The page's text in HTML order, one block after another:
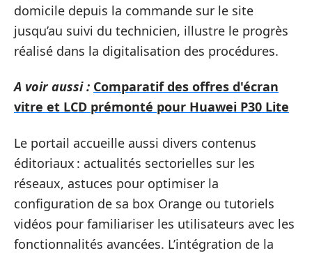
domicile depuis la commande sur le site
jusqu’au suivi du technicien, illustre le progrès
réalisé dans la digitalisation des procédures.
A voir aussi : Comparatif des offres d'écran
vitre et LCD prémonté pour Huawei P30 Lite
Le portail accueille aussi divers contenus
éditoriaux : actualités sectorielles sur les
réseaux, astuces pour optimiser la
configuration de sa box Orange ou tutoriels
vidéos pour familiariser les utilisateurs avec les
fonctionnalités avancées. L’intégration de la